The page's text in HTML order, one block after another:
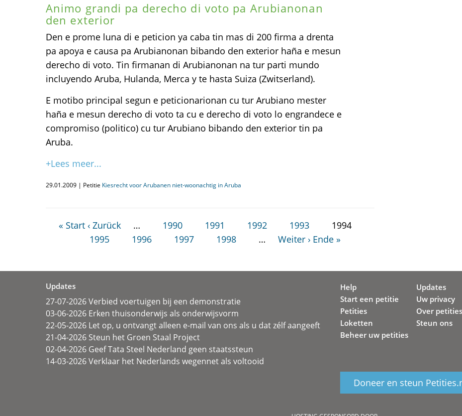
Animo grandi pa derecho di voto pa Arubianonan
den exterior
Den e prome luna di e peticion ya caba tin mas di 200 firma a drenta
pa apoya e causa pa Arubianonan bibando den exterior haña e mesun
derecho di voto. Tin firmanan di Arubianonan na tur parti mundo
incluyendo Aruba, Hulanda, Merca y te hasta Suiza (Zwitserland).
E motibo principal segun e peticionarionan cu tur Arubiano mester
haña e mesun derecho di voto ta cu e derecho di voto lo engrandece e
compromiso (politico) cu tur Arubiano bibando den exterior tin pa
Aruba.
+Lees meer...
29.01.2009 | Petitie Kiesrecht voor Arubanen niet-woonachtig in Aruba
« Start ‹ Zurück … 1990 1991 1992 1993
1994
1995
1996 1997 1998 … Weiter › Ende »
Updates
27-07-2026 Verbied voertuigen bij een demonstratie
03-06-2026 Erken thuisonderwijs als onderwijsvorm
22-05-2026 Let op, u ontvangt alleen e-mail van ons als u dat zélf aangeeft
21-04-2026 Steun het Groen Staal Project
02-04-2026 Geef Tata Steel Nederland geen staatssteun
14-03-2026 Verklaar het Nederlands wegennet als voltooid
Help
Start een petitie
Petities
Loketten
Beheer uw petities
Updates
Uw privacy
Over
Steun ons
Doneer en steun